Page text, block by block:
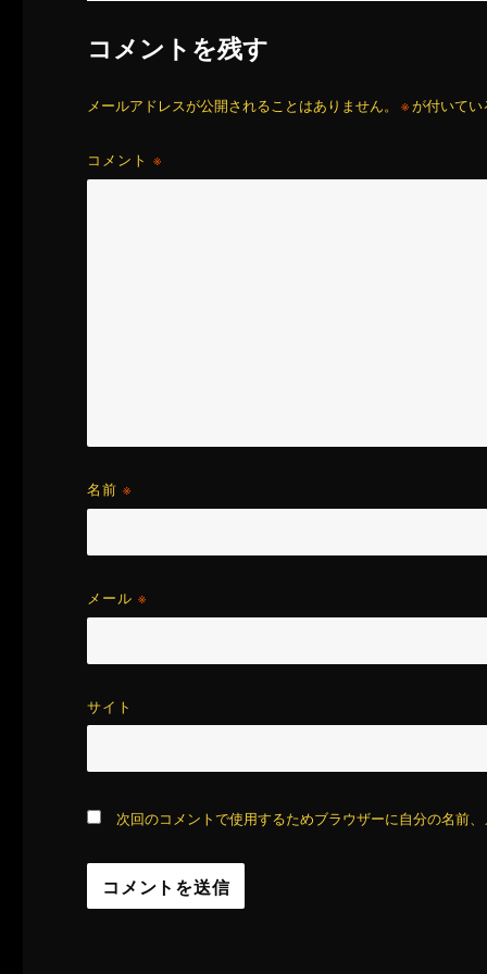
コメントを残す
メールアドレスが公開されることはありません。 ※が付いてい
コメント※
名前※
メール※
サイト
次回のコメントで使用するためブラウザーに自分の名前、